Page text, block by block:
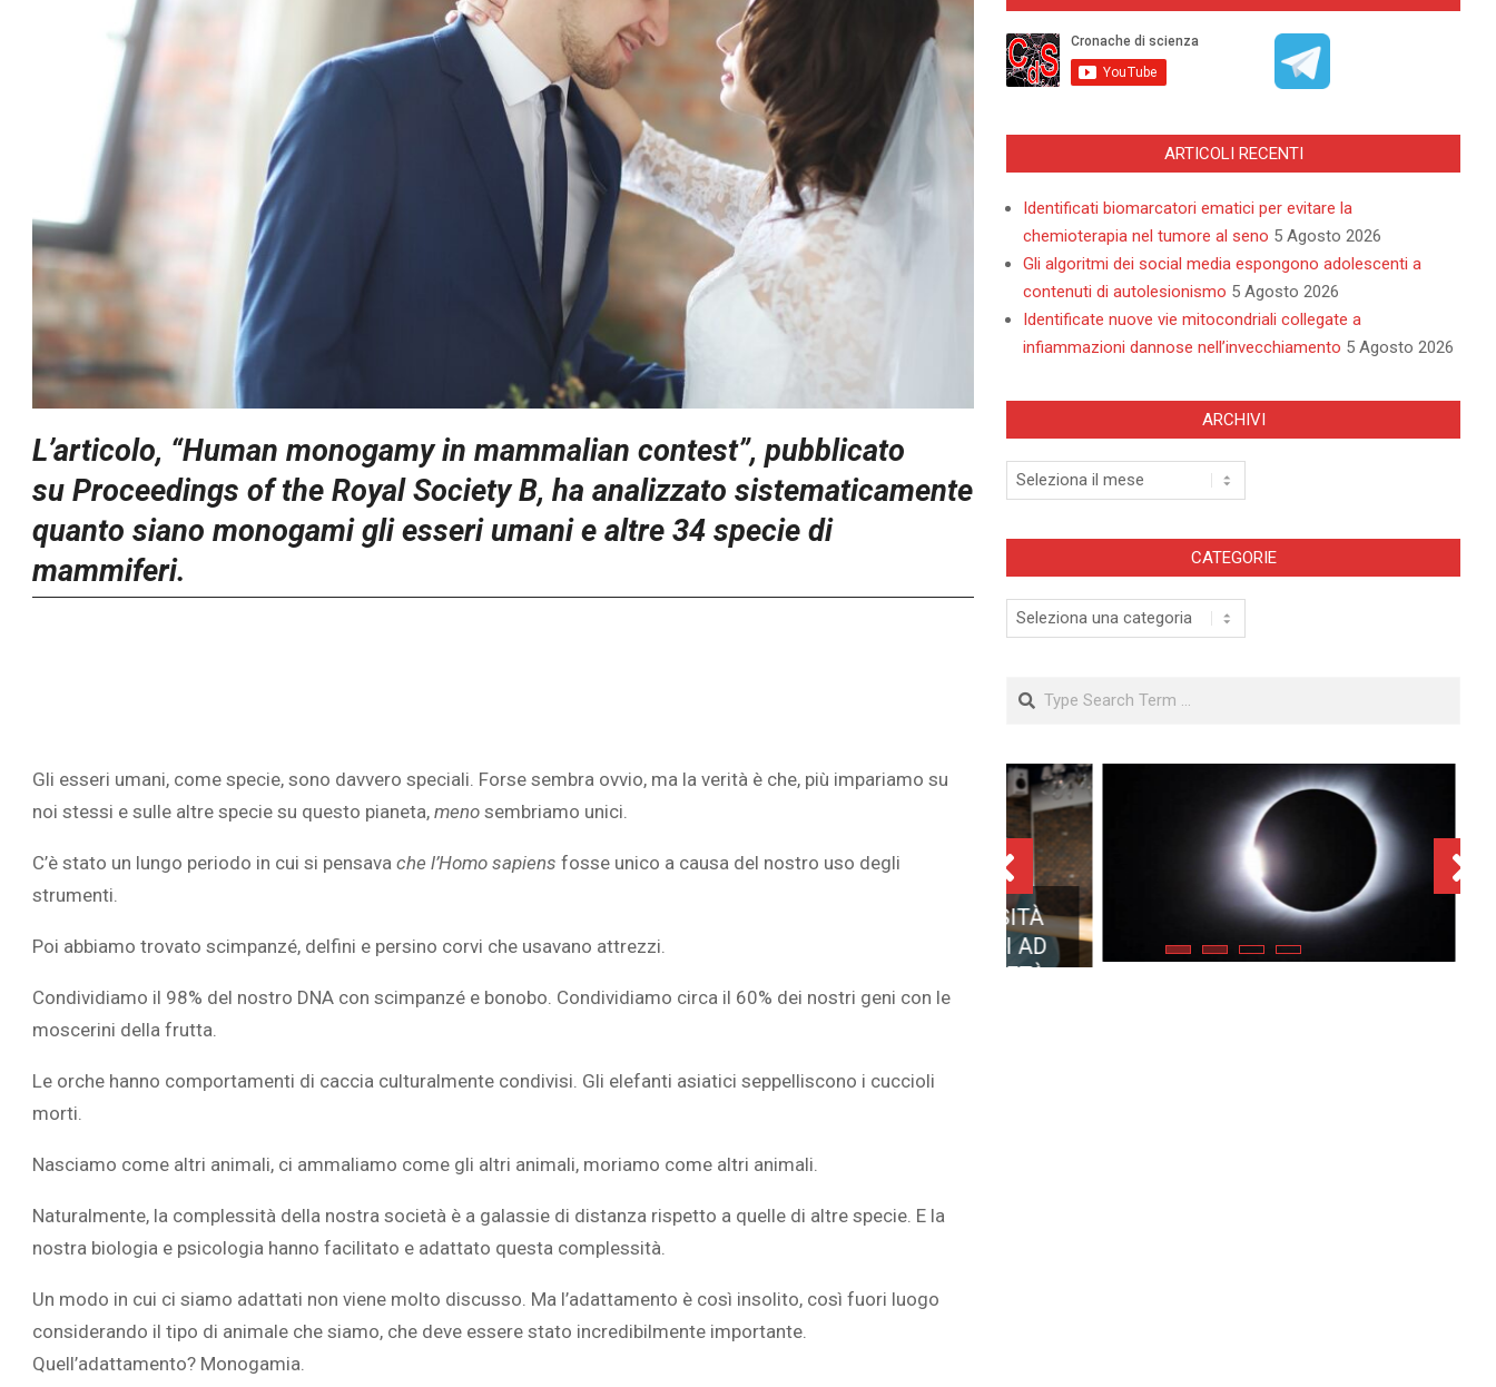
L’articolo, “Human monogamy in mammalian contest”, pubblicato
su Proceedings of the Royal Society B, ha analizzato sistematicamente
quanto siano monogami gli esseri umani e altre 34 specie di
mammiferi.
Gli esseri umani, come specie, sono davvero speciali. Forse sembra ovvio, ma la verità è che, più impariamo su
noi stessi e sulle altre specie su questo pianeta, meno sembriamo unici.
C’è stato un lungo periodo in cui si pensava che l’Homo sapiens fosse unico a causa del nostro uso degli
strumenti.
Poi abbiamo trovato scimpanzé, delfini e persino corvi che usavano attrezzi.
Condividiamo il 98% del nostro DNA con scimpanzé e bonobo. Condividiamo circa il 60% dei nostri geni con le
moscerini della frutta.
Le orche hanno comportamenti di caccia culturalmente condivisi. Gli elefanti asiatici seppelliscono i cuccioli
morti.
Nasciamo come altri animali, ci ammaliamo come gli altri animali, moriamo come altri animali.
Naturalmente, la complessità della nostra società è a galassie di distanza rispetto a quelle di altre specie. E la
nostra biologia e psicologia hanno facilitato e adattato questa complessità.
Un modo in cui ci siamo adattati non viene molto discusso. Ma l’adattamento è così insolito, così fuori luogo
considerando il tipo di animale che siamo, che deve essere stato incredibilmente importante.
Quell’adattamento? Monogamia.
ARTICOLI RECENTI
Identificati biomarcatori ematici per evitare la
chemioterapia nel tumore al seno 5 Agosto 2026
Gli algoritmi dei social media espongono adolescenti a
contenuti di autolesionismo 5 Agosto 2026
Identificate nuove vie mitocondriali collegate a
infiammazioni dannose nell’invecchiamento 5 Agosto 2026
ARCHIVI
Archivi
CATEGORIE
Categorie
Search
RIVELA LE MELODIE CHE LE
PERSONE IMMAGINANO
ASSENZA DI FIGLI IN ETÀ
ADULTA
ECLISSE TOTALE DEL 12
AGOSTO 2026: DOVE SI
POTRÀ VEDERE